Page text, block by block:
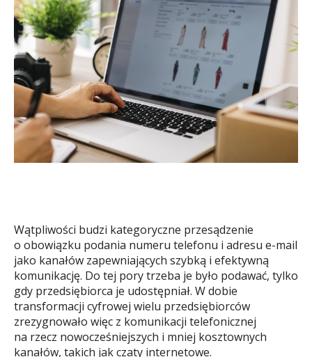
Wątpliwości budzi kategoryczne przesądzenie
o obowiązku podania numeru telefonu i adresu e-mail
jako kanałów zapewniających szybką i efektywną
komunikację. Do tej pory trzeba je było podawać, tylko
gdy przedsiębiorca je udostępniał. W dobie
transformacji cyfrowej wielu przedsiębiorców
zrezygnowało więc z komunikacji telefonicznej
na rzecz nowocześniejszych i mniej kosztownych
kanałów, takich jak czaty internetowe.